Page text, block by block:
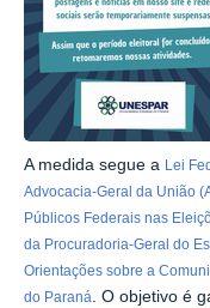
A medida segue a Lei
Advocacia-Geral da União
Públicos Federais nas
da Procuradoria-Geral do
Orientações sobre a
do Paraná. O objetivo é